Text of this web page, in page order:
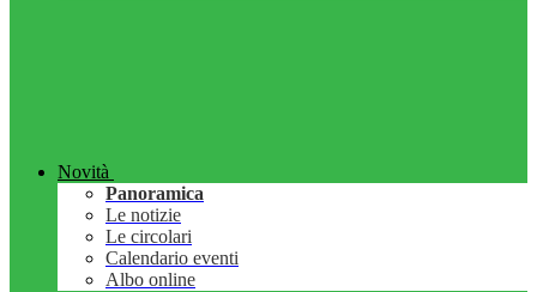
Novità
Panoramica
Le notizie
Le circolari
Calendario eventi
Albo online